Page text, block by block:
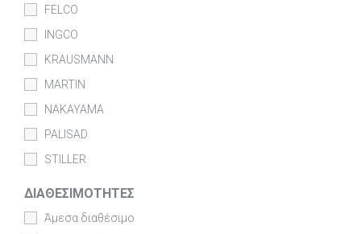
FELCO
INGCO
KRAUSMANN
MARTIN
NAKAYAMA
PALISAD
STILLER
ΔΙΑΘΕΣΙΜΌΤΗΤΕΣ
Άμεσα διαθέσιμο